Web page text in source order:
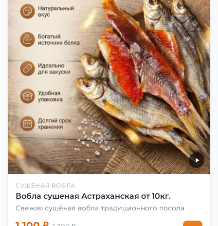
СУШЁНАЯ ВОБЛА
Вобла сушеная Астраханская от 10кг.
Свежая сушёная вобла традиционного посола